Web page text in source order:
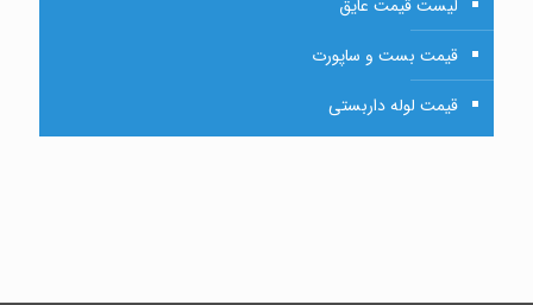
لیست قیمت عایق
قیمت بست و ساپورت
قیمت لوله داربستی